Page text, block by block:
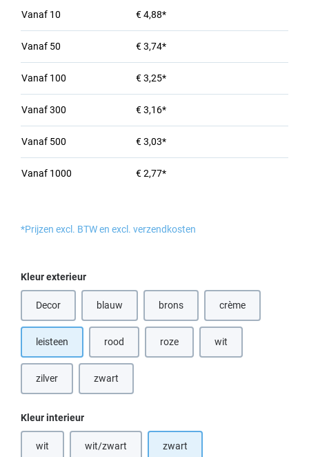
Vanaf 10 € 4,88*
Vanaf 50 € 3,74*
Vanaf 100 € 3,25*
Vanaf300 € 3,16*
Vanaf 500 € 3,03*
Vanaf 1000 € 2,77*
*Prijzen excl. BTW en excl. verzendkosten
Selecteer
Kleur exterieur
Decor blauw(Deze optie is momenteel niet beschikbaar.)
brons
(Deze optie is momenteel niet
crème(Deze optie is
leisteen rood roze(Deze optie is momenteel niet
wit(Deze optie is
zilver zwart
Selecteer
Kleur interieur
wit(Deze optie is momenteel niet beschikbaar.)
wit/zwart(Deze optie is momenteel niet beschikbaar.)
zwart